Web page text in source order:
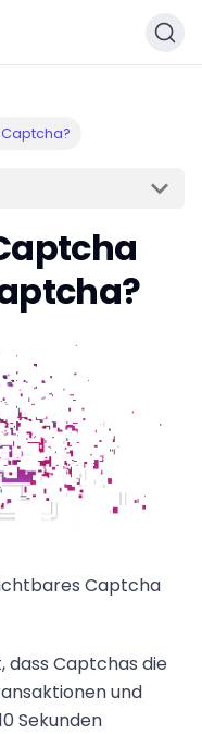
Captcha
dass Captchas die
und
Sekunden